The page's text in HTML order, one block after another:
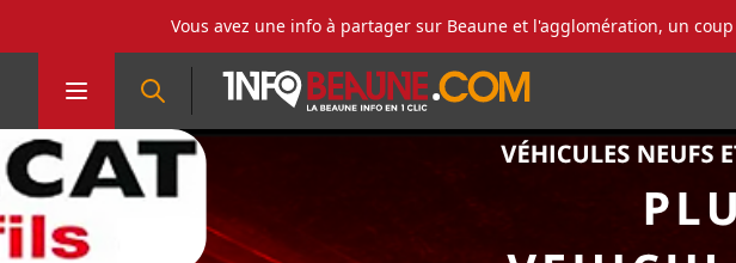
Vous avez une info à partager sur Beaune et l'agglomération, un